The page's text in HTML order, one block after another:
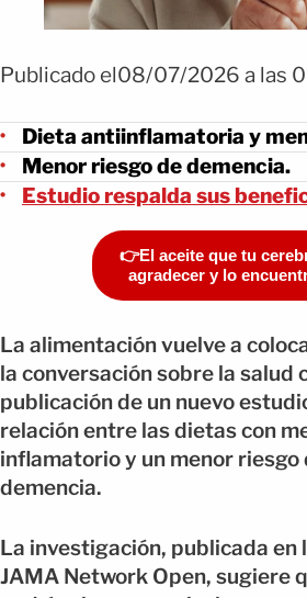
Publicado el08/07/2026 a las
Dieta antiinflamatoria y
Menor riesgo de demencia.
Estudio respalda sus
👉El aceite que tu
agradecer y lo
La alimentación vuelve a
la conversación sobre la salud
publicación de un nuevo
relación entre las dietas con
inflamatorio y un menor
demencia.
La investigación, publicada
JAMA Network Open, sugiere